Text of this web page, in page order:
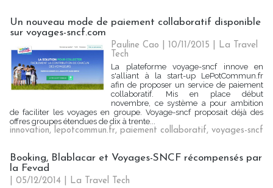
Un nouveau mode de paiement collaboratif disponible
sur voyages-sncf.com
Pauline Cao | 10/11/2015
La Travel
Tech
La plateforme voyage-sncf innove en
s'alliant à la start-up LePotCommun.fr
afin de proposer un service de paiement
collaboratif. Mis en place début
novembre, ce système a pour ambition
de faciliter les voyages en groupe. Voyage-sncf proposait déjà des
offres groupes étendues de dix à trente...
innovation, lepotcommun.fr, paiement collaboratif, voyages-sncf
Booking, Blablacar et Voyages-SNCF récompensés par
la Fevad
| 05/12/2014
La Travel Tech